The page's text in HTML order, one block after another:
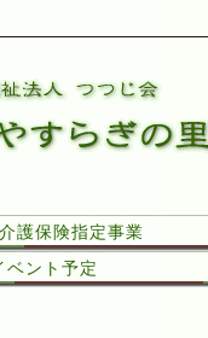
介護保険指定事業
ベント予定